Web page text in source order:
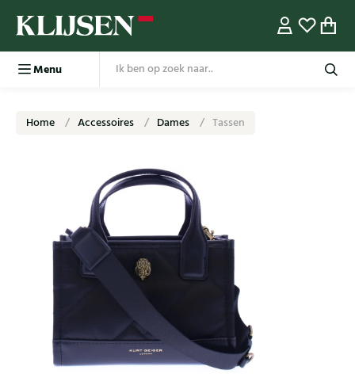
Menu
Home Accessoires Dames Tassen